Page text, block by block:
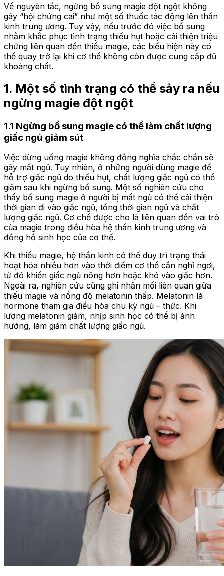
Về nguyên tắc, ngừng bổ sung magie đột ngột không
gây “hội chứng cai” như một số thuốc tác động lên thần
kinh trung ương. Tuy vậy, nếu trước đó việc bổ sung
nhằm khắc phục tình trạng thiếu hụt hoặc cải thiện triệu
chứng liên quan đến thiếu magie, các biểu hiện này có
thể quay trở lại khi cơ thể không còn được cung cấp đủ
khoáng chất.
1. Một số tình trạng có thể sảy ra nếu
ngừng magie đột ngột
1.1 Ngừng bổ sung magie có thể làm chất lượng
giấc ngủ giảm sút
Việc dừng uống magie không đồng nghĩa chắc chắn sẽ
gây mất ngủ. Tuy nhiên, ở những người dùng magie để
hỗ trợ giấc ngủ do thiếu hụt, chất lượng giấc ngủ có thể
giảm sau khi ngừng bổ sung. Một số nghiên cứu cho
thấy bổ sung magie ở người bị mất ngủ có thể cải thiện
thời gian đi vào giấc ngủ, tổng thời gian ngủ và chất
lượng giấc ngủ. Cơ chế được cho là liên quan đến vai trò
của magie trong điều hòa hệ thần kinh trung ương và
đồng hồ sinh học của cơ thể.
Khi thiếu magie, hệ thần kinh có thể duy trì trạng thái
hoạt hóa nhiều hơn vào thời điểm cơ thể cần nghỉ ngơi,
từ đó khiến giấc ngủ nông hơn hoặc khó vào giấc hơn.
Ngoài ra, nghiên cứu cũng ghi nhận mối liên quan giữa
thiếu magie và nồng độ melatonin thấp. Melatonin là
hormone tham gia điều hòa chu kỳ ngủ – thức. Khi
lượng melatonin giảm, nhịp sinh học có thể bị ảnh
hưởng, làm giảm chất lượng giấc ngủ.